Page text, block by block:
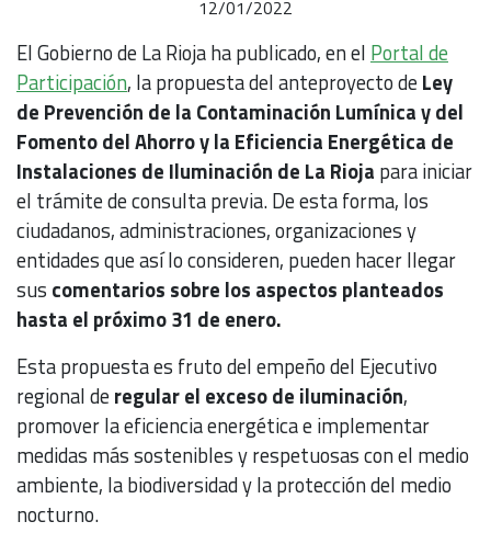
12/01/2022
El Gobierno de La Rioja ha publicado, en el Portal de
Participación, la propuesta del anteproyecto deLey
de Prevención de la Contaminación Lumínica y del
Fomento del Ahorro y la Eficiencia Energética de
Instalaciones de Iluminación de La Rioja para iniciar
el trámite de consulta previa. De esta forma, los
ciudadanos, administraciones, organizaciones y
entidades que así lo consideren, pueden hacer llegar
sus comentarios sobre los aspectos planteados
hasta el próximo 31 de enero.
Esta propuesta es fruto del empeño del Ejecutivo
regional deregular el exceso de iluminación,
promover la eficiencia energética e implementar
medidas más sostenibles y respetuosas con el medio
ambiente, la biodiversidad y la protección del medio
nocturno.